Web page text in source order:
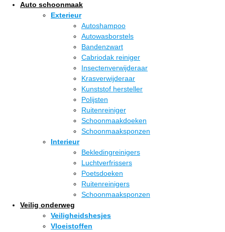
Auto schoonmaak
Exterieur
Autoshampoo
Autowasborstels
Bandenzwart
Cabriodak reiniger
Insectenverwijderaar
Krasverwijderaar
Kunststof hersteller
Polijsten
Ruitenreiniger
Schoonmaakdoeken
Schoonmaaksponzen
Interieur
Bekledingreinigers
Luchtverfrissers
Poetsdoeken
Ruitenreinigers
Schoonmaaksponzen
Veilig onderweg
Veiligheidshesjes
Vloeistoffen